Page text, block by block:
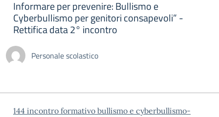
Informare per prevenire: Bullismo e
Cyberbullismo per genitori consapevoli” -
Rettifica data 2° incontro
Personale scolastico
144 incontro formativo bullismo e cyberbullismo-